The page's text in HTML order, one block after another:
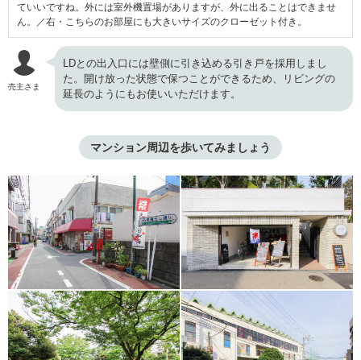
ていいですね。外には室外機置場がありますが、外に出ることはできませ
ん。／右・こちらのお部屋にも大きいサイズのクローゼット付き。
売主さま
LDとの出入口には壁側に引き込める引き戸を採用しまし
た。開け放った状態で保つことができるため、リビングの
延長のようにもお使いいただけます。
マンション周辺を歩いてみましょう